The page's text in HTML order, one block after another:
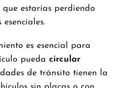
estarías perdiendo
esenciales.
es esencial para
pueda circular
de tránsito tienen la